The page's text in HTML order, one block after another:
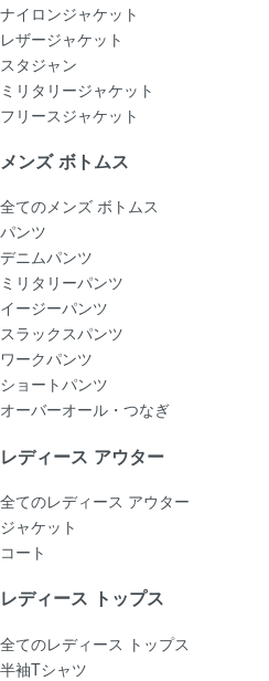
ナイロンジャケット
レザージャケット
スタジャン
ミリタリージャケット
フリースジャケット
メンズ ボトムス
全てのメンズ ボトムス
パンツ
デニムパンツ
ミリタリーパンツ
イージーパンツ
スラックスパンツ
ワークパンツ
ショートパンツ
オーバーオール・つなぎ
レディース アウター
全てのレディース アウター
ジャケット
コート
レディース トップス
全てのレディース トップス
半袖Tシャツ